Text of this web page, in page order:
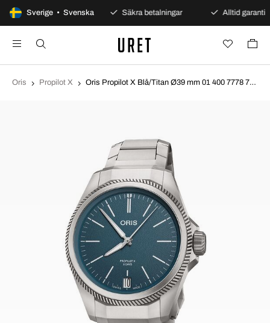
Sverige • Svenska
100 dagars öppet köp Säkra betalningar Alltid garanti
Oris Propilot X Oris Propilot X Blå/Titan Ø39 mm 01 400 7778 7155-07 7 20 01TLC